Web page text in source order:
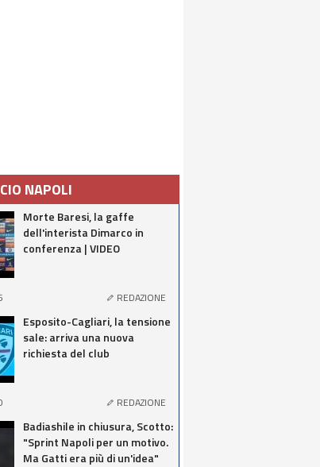
NAPOLI
Morte Baresi, la gaffe
dell'interista Dimarco in
conferenza | VIDEO
REDAZIONE
Esposito-Cagliari, la tensione
sale: arriva una nuova
richiesta del club
REDAZIONE
Badiashile in chiusura, Scotto:
"Sprint Napoli per un motivo.
Ma Gatti era più di un'idea"